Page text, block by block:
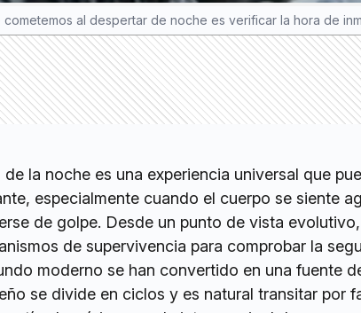
al despertar de noche es verificar la hora de
la noche es una experiencia universal que
especialmente cuando el cuerpo se siente
de golpe. Desde un punto de vista
de supervivencia para comprobar la
moderno se han convertido en una fuente
se divide en ciclos y es natural transitar por